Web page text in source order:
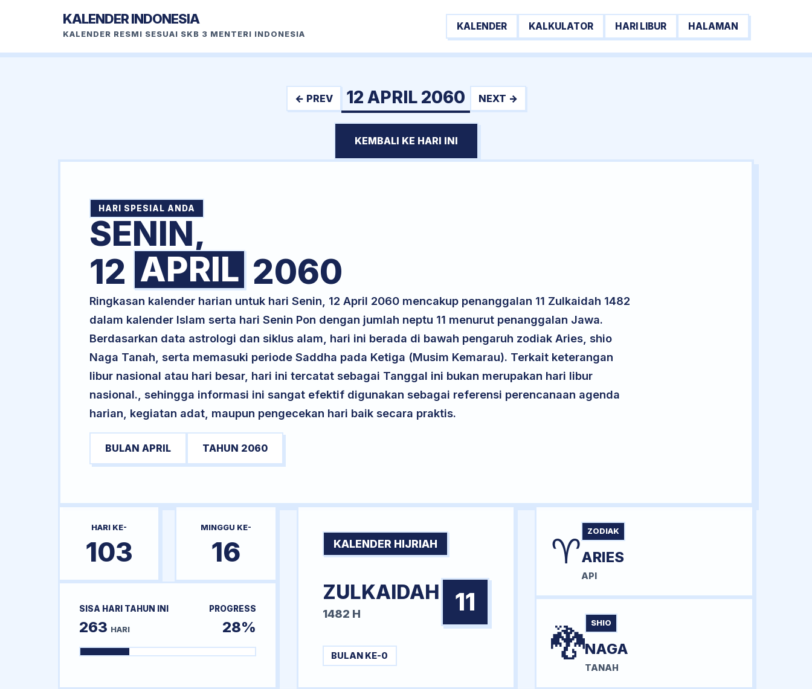
KALENDER INDONESIA
KALENDER RESMI SESUAI SKB 3 MENTERI INDONESIA
KALENDER KALKULATOR HARI LIBUR HALAMAN
← PREV 12 APRIL 2060 NEXT →
KEMBALI KE HARI INI
HARI SPESIAL ANDA
SENIN,
12 APRIL 2060
Ringkasan kalender harian untuk hari Senin, 12 April 2060 mencakup penanggalan 11 Zulkaidah 1482
dalam kalender Islam serta hari Senin Pon dengan jumlah neptu 11 menurut penanggalan Jawa.
Berdasarkan data astrologi dan siklus alam, hari ini berada di bawah pengaruh zodiak Aries, shio
Naga Tanah, serta memasuki periode Saddha pada Ketiga (Musim Kemarau). Terkait keterangan
libur nasional atau hari besar, hari ini tercatat sebagai Tanggal ini bukan merupakan hari libur
nasional., sehingga informasi ini sangat efektif digunakan sebagai referensi perencanaan agenda
harian, kegiatan adat, maupun pengecekan hari baik secara praktis.
BULAN APRIL TAHUN 2060
HARI KE-
103
MINGGU KE-
16
SISA HARI TAHUN INI
263 HARI
PROGRESS
28%
KALENDER HIJRIAH
ZULKAIDAH
1482 H 11
BULAN KE-0
♈ ZODIAK
ARIES
API
🐉 SHIO
NAGA
TANAH